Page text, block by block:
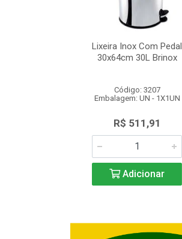
Lixeira Inox Com Pedal
30x64cm 30L Brinox
Código: 3207
Embalagem: UN - 1X1UN
R$ 511,91
Adicionar